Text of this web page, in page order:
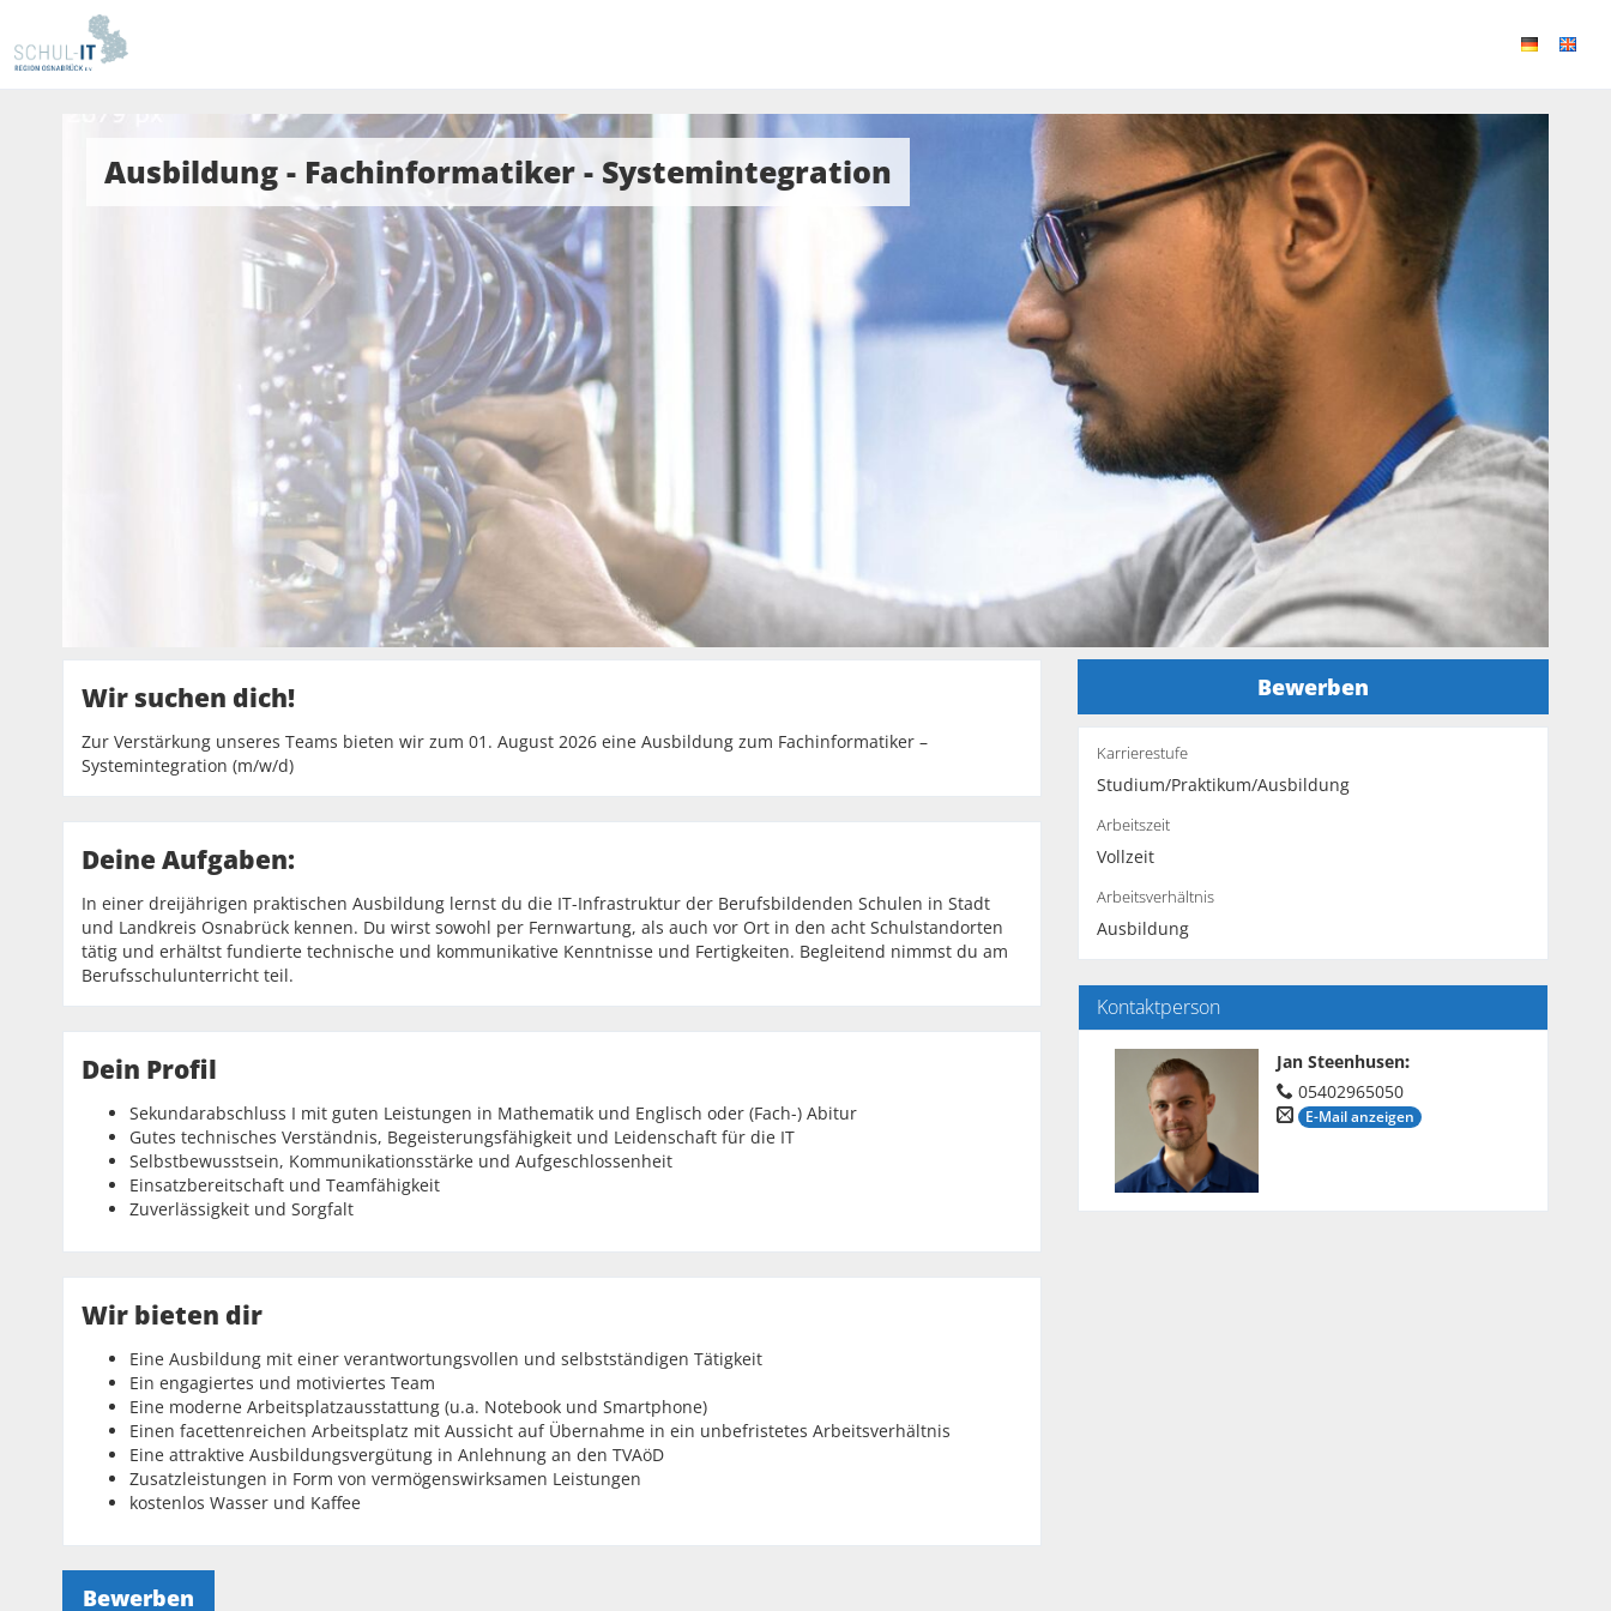
Ausbildung - Fachinformatiker - Systemintegration
Wir suchen dich!
Zur Verstärkung unseres Teams bieten wir zum 01. August 2026 eine Ausbildung zum Fachinformatiker –
Systemintegration (m/w/d)
Deine Aufgaben:
In einer dreijährigen praktischen Ausbildung lernst du die IT-Infrastruktur der Berufsbildenden Schulen in Stadt
und Landkreis Osnabrück kennen. Du wirst sowohl per Fernwartung, als auch vor Ort in den acht Schulstandorten
tätig und erhältst fundierte technische und kommunikative Kenntnisse und Fertigkeiten. Begleitend nimmst du am
Berufsschulunterricht teil.
Dein Profil
Sekundarabschluss I mit guten Leistungen in Mathematik und Englisch oder (Fach-) Abitur
Gutes technisches Verständnis, Begeisterungsfähigkeit und Leidenschaft für die IT
Selbstbewusstsein, Kommunikationsstärke und Aufgeschlossenheit
Einsatzbereitschaft und Teamfähigkeit
Zuverlässigkeit und Sorgfalt
Wir bieten dir
Eine Ausbildung mit einer verantwortungsvollen und selbstständigen Tätigkeit
Ein engagiertes und motiviertes Team
Eine moderne Arbeitsplatzausstattung (u.a. Notebook und Smartphone)
Einen facettenreichen Arbeitsplatz mit Aussicht auf Übernahme in ein unbefristetes Arbeitsverhältnis
Eine attraktive Ausbildungsvergütung in Anlehnung an den TVAöD
Zusatzleistungen in Form von vermögenswirksamen Leistungen
kostenlos Wasser und Kaffee
Bewerben
Bewerben
Karrierestufe
Studium/Praktikum/Ausbildung
Arbeitszeit
Vollzeit
Arbeitsverhältnis
Ausbildung
Kontaktperson
Jan Steenhusen:
05402965050
E-Mail anzeigen